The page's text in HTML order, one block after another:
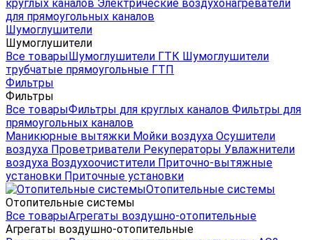
круглых каналов Электрические воздухонагреватели
для прямоугольных каналов
Шумоглушители
Шумоглушители
Все товарыШумоглушители ГТК Шумоглушители
трубчатые прямоугольные ГТП
Фильтры
Фильтры
Все товарыФильтры для круглых каналов Фильтры для
прямоугольных каналов
Маникюрные вытяжки Мойки воздуха Осушители
воздуха Проветриватели Рекуператоры Увлажнители
воздуха Воздухоочистители Приточно-вытяжные
установки Приточные установки
Отопительные системы
Отопительные системы
Все товарыАгрегаты воздушно-отопительные
Агрегаты воздушно-отопительные